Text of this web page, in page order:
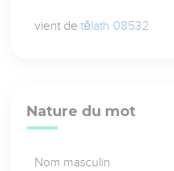
vient detĕlath 08532
Nature du mot
Nom masculin